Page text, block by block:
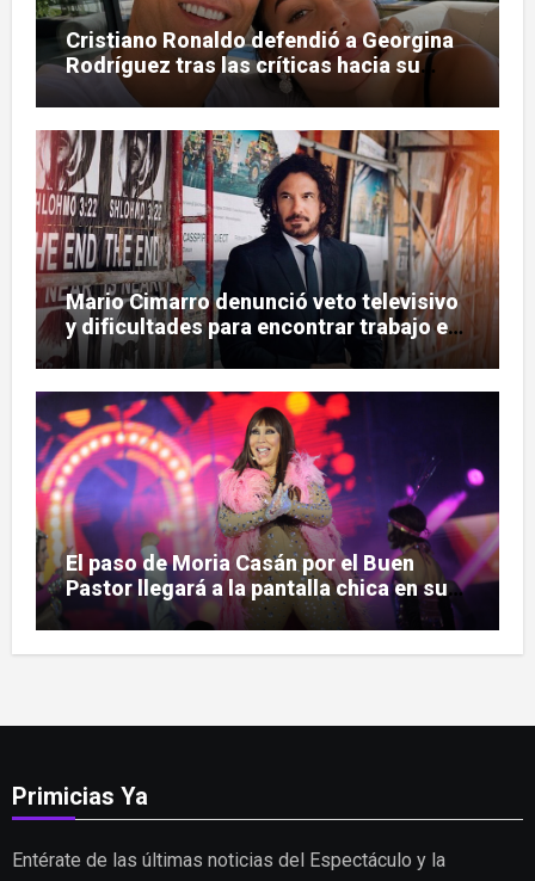
Cristiano Ronaldo defendió a Georgina
Rodríguez tras las críticas hacia su
figura
Mario Cimarro denunció veto televisivo
y dificultades para encontrar trabajo en
la actuación
El paso de Moria Casán por el Buen
Pastor llegará a la pantalla chica en su
nueva serie documental
Primicias Ya
Entérate de las últimas noticias del Espectáculo y la